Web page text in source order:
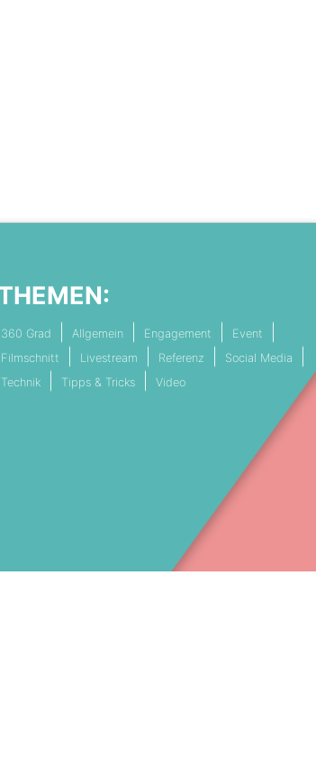
360 Grad Allgemein Engagement
Event
Filmschnitt
Livestream Referenz
Social Media
Technik
Tipps & Tricks Video